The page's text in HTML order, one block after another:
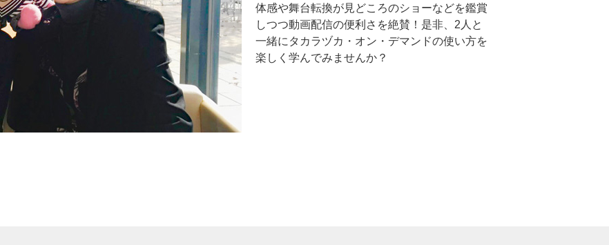
体感や舞台転換が見どころのショーなどを鑑賞
しつつ動画配信の便利さを絶賛！是非、2人と
一緒にタカラヅカ・オン・デマンドの使い方を
楽しく学んでみませんか？